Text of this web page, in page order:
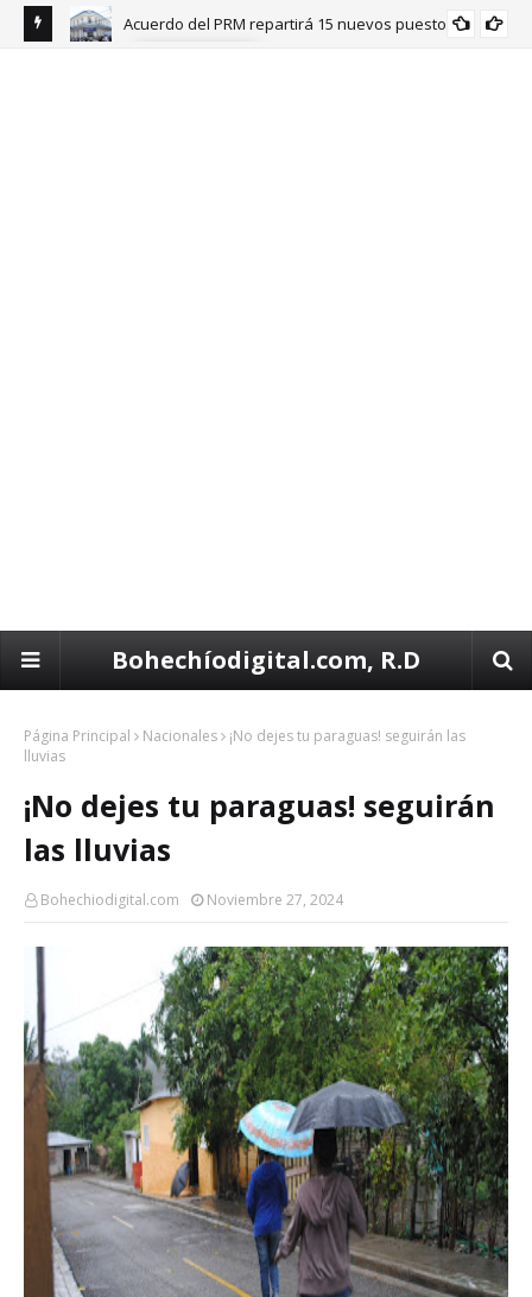
Acuerdo del PRM repartirá 15 nuevos puestos
Bohechíodigital.com, R.D
Página Principal Nacionales
¡No dejes tu paraguas! seguirán las
lluvias
¡No dejes tu paraguas! seguirán
las lluvias
Bohechiodigital.com Noviembre 27, 2024